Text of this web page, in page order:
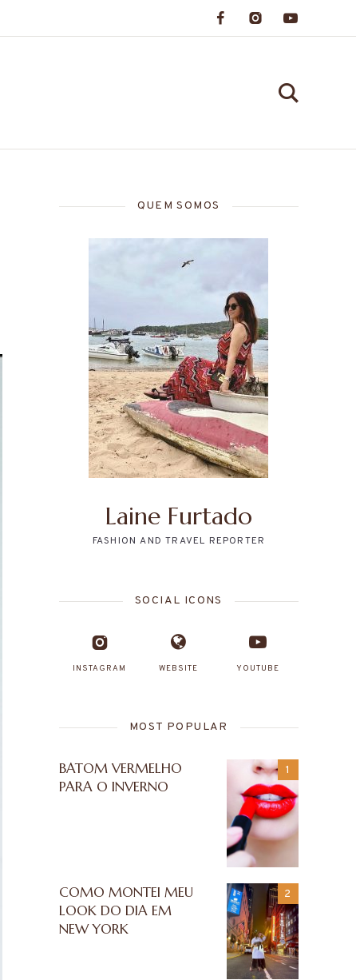
QUEM SOMOS
Laine Furtado
FASHION AND TRAVEL REPORTER
SOCIAL ICONS
INSTAGRAM WEBSITE YOUTUBE
MOST POPULAR
BATOM VERMELHO
PARA O INVERNO
COMO MONTEI MEU
LOOK DO DIA EM
NEW YORK